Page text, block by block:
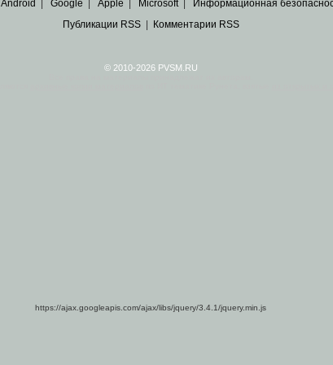
Android Google Apple Microsoft| Информационная
Публикации RSS| Комментарии RSS
© 2010-2026 PVSM.RU
https://ajax.googleapis.com/ajax/libs/jquery/3.4.1/jquery.min.js